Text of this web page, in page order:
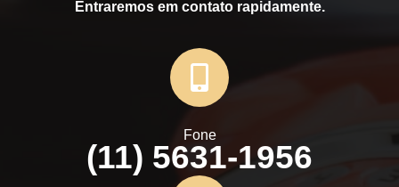
Entraremos em contato rapidamente.
Fone
(11) 5631-1956